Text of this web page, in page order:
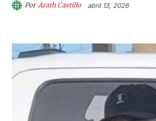
Por Arath Castillo abril 13, 2026